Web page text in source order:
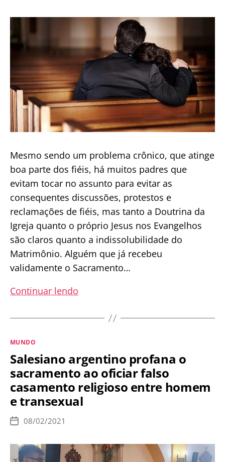
publicação
Mesmo sendo um problema crônico, que atinge
boa parte dos fiéis, há muitos padres que
evitam tocar no assunto para evitar as
consequentes discussões, protestos e
reclamações de fiéis, mas tanto a Doutrina da
Igreja quanto o próprio Jesus nos Evangelhos
são claros quanto a indissolubilidade do
Matrimônio. Alguém que já recebeu
validamente o Sacramento…
Continuar lendo
segunda
receber
o
Sacramento
da
Categorias
MUNDO
Salesiano argentino profana o
sacramento ao oficiar falso
casamento religioso entre homem
e transexual
Data
publicação
08/02/2021